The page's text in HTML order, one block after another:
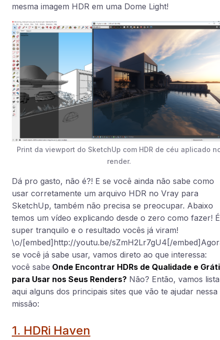
mesma imagem HDR em uma Dome Light!
Print da viewport do SketchUp com HDR de céu aplicado
render.
Dá pro gasto, não é?! E se você ainda não sabe como
usar corretamente um arquivo HDR no Vray para
SketchUp, também não precisa se preocupar. Abaixo
temos um vídeo explicando desde o zero como fazer! É
super tranquilo e o resultado vocês já viram!
\o/[embed]http://youtu.be/sZmH2Lr7gU4[/
se você já sabe usar, vamos direto ao que interessa:
você sabe Onde Encontrar HDRs de Qualidade e
para Usar nos Seus Renders? Não? Então, vamos
aqui alguns dos principais sites que vão te ajudar nessa
missão:
1. HDRi Haven